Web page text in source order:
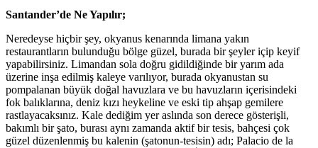
Santander’de Ne Yapılır;
Neredeyse hiçbir şey, okyanus kenarında limana yakın
restaurantların bulunduğu bölge güzel, burada bir şeyler içip keyif
yapabilirsiniz. Limandan sola doğru gidildiğinde bir yarım ada
üzerine inşa edilmiş kaleye varılıyor, burada okyanustan su
pompalanan büyük doğal havuzlara ve bu havuzların içerisindeki
fok balıklarına, deniz kızı heykeline ve eski tip ahşap gemilere
rastlayacaksınız. Kale dediğim yer aslında son derece gösterişli,
bakımlı bir şato, burası aynı zamanda aktif bir tesis, bahçesi çok
güzel düzenlenmiş bu kalenin (şatonun-tesisin) adı; Palacio de la